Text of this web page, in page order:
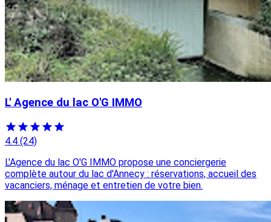
L' Agence du lac O'G IMMO
4.4 (24)
L'Agence du lac O'G IMMO propose une conciergerie
complète autour du lac d'Annecy : réservations, accueil des
vacanciers, ménage et entretien de votre bien.